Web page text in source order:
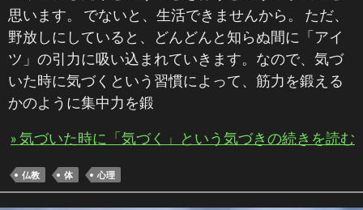
思います。 でないと、生活できませんから。 ただ、
野放しにしていると、どんどんと知らぬ間に「アイ
ツ」の引力に吸い込まれていきます。なので、気づ
いた時に気づくという習慣によって、筋力を鍛える
かのように集中力を鍛
» 気づいた時に「気づく」という気づきの続きを読む
仏教 体 心理